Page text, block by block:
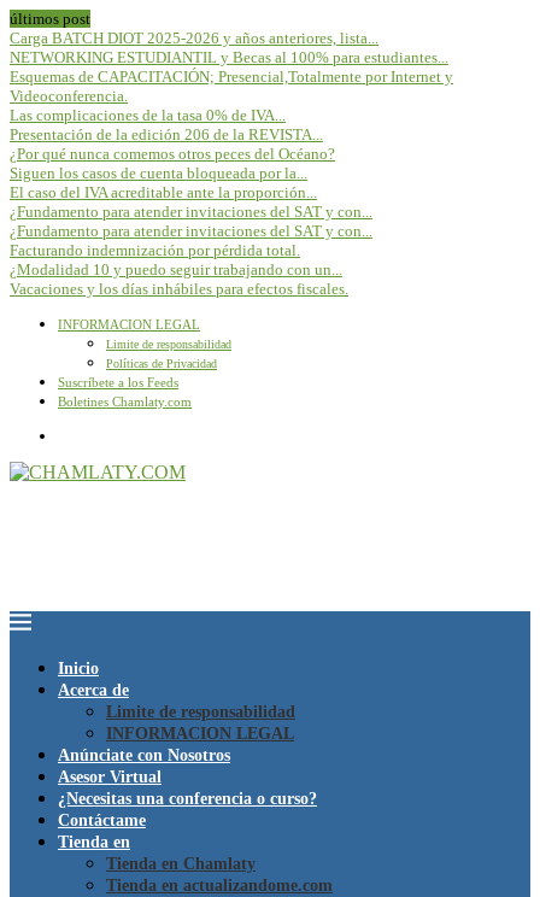
últimos post
Carga BATCH DIOT 2025-2026 y años anteriores, lista...
NETWORKING ESTUDIANTIL y Becas al 100% para estudiantes...
Esquemas de CAPACITACIÓN; Presencial,Totalmente por Internet y
Videoconferencia.
Las complicaciones de la tasa 0% de IVA...
Presentación de la edición 206 de la REVISTA...
¿Por qué nunca comemos otros peces del Océano?
Siguen los casos de cuenta bloqueada por la...
El caso del IVA acreditable ante la proporción...
¿Fundamento para atender invitaciones del SAT y con...
¿Fundamento para atender invitaciones del SAT y con...
Facturando indemnización por pérdida total.
¿Modalidad 10 y puedo seguir trabajando con un...
Vacaciones y los días inhábiles para efectos fiscales.
INFORMACION LEGAL
Limite de responsabilidad
Políticas de Privacidad
Suscríbete a los Feeds
Boletines Chamlaty.com
Inicio
Acerca de
Limite de responsabilidad
INFORMACION LEGAL
Anúnciate con Nosotros
Asesor Virtual
¿Necesitas una conferencia o curso?
Contáctame
Tienda en
Tienda en Chamlaty
Tienda en actualizandome.com